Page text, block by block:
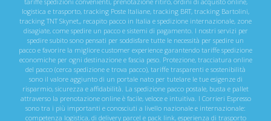
logistica e trasporto, tracking Poste Italiane, tracking BRT, tracking Bartolini,
tracking TNT Skynet,, recapito pacco in Italia e spedizione internazionale, zone
disagiate, come spedire un pacco e sistemi di pagamento. I nostri servizi per
spedire subito sono pensati per soddisfare tutte le necessità per spedire un
pacco e favorire la migliore customer experience garantendo tariffe spedizione
economiche per ogni destinazione e fascia peso. Protezione, tracciatura online
del pacco (cerca spedizione e trova pacco), tariffe trasparenti e sostenibilità
sono il valore aggiunto di un portale nato per tutelare le tue esigenze di
risparmio, sicurezza e affidabilità. La spedizione pacco postale, busta e pallet
attraverso la prenotazione online è facile, veloce e intuitiva. I Corrieri Espresso
sono tra i più importanti e conosciuti a livello nazionale e internazionale:
competenza logistica, di delivery parcel e pack link, esperienza di trasporto